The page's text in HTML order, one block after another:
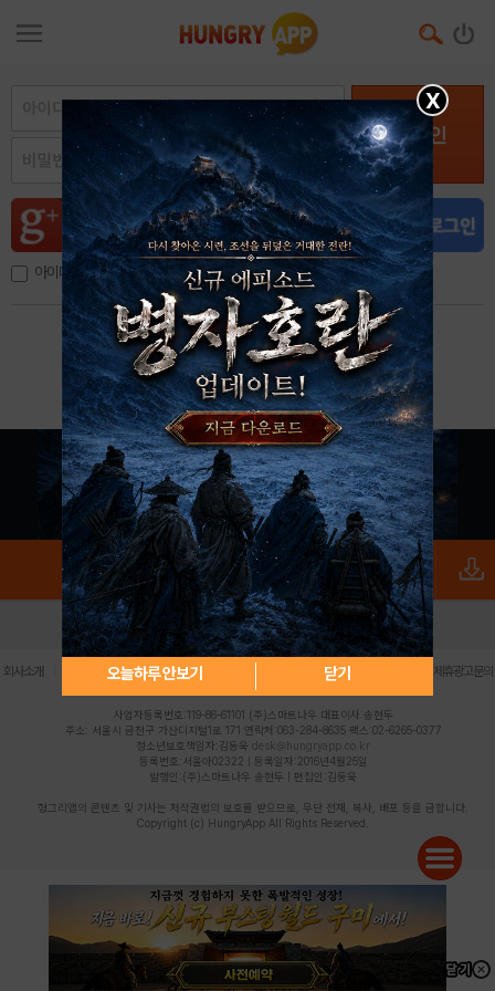
로그인
아이디, 이메일 저장
아이디 / 비밀번호 찾기 회원가입
X
오늘하루 안보기 닫기
로그인 PC버전 전체앱
회사소개 | 개인정보 처리방침 불법촬영물 신고센터 제휴광고문의
사업자등록번호:119-86-61101 (주)스마트나우 대표이사:송현두
주소: 서울시 금천구 가산디지털1로 171 연락처:063-284-8635 팩스:02-6265-0377
청소년보호책임자:김동욱 desk@hungryapp.co.kr
등록번호:서울아02322 | 등록일자:2016년4월25일
발행인:(주)스마트나우 송현두 | 편집인:김동욱
헝그리앱의 콘텐츠 및 기사는 저작권법의 보호를 받으므로, 무단 전재, 복사, 배포 등을 금합니다.
Copyright (c) HungryApp All Rights Reserved.